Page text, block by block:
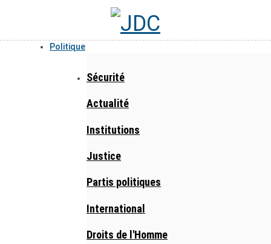
Politique
Sécurité
Actualité
Institutions
Justice
Partis politiques
International
Droits de l'Homme